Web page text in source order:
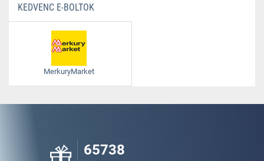
KEDVENC E-BOLTOK
MerkuryMarket
65738